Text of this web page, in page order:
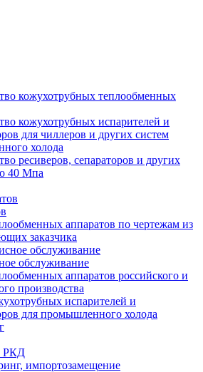
кожухотрубных теплообменных
кожухотрубных испарителей и
для чиллеров и других систем
холода
ресиверов, сепараторов и других
40 Мпа
аппаратов по чертежам из
заказчика
обслуживание
аппаратов российского и
производства
испарителей и
для промышленного холода
РКД
импортозамещение